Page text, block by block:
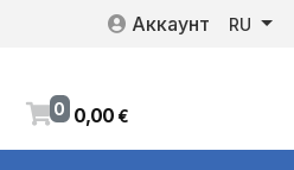
Аккаунт RU
0 0,00€